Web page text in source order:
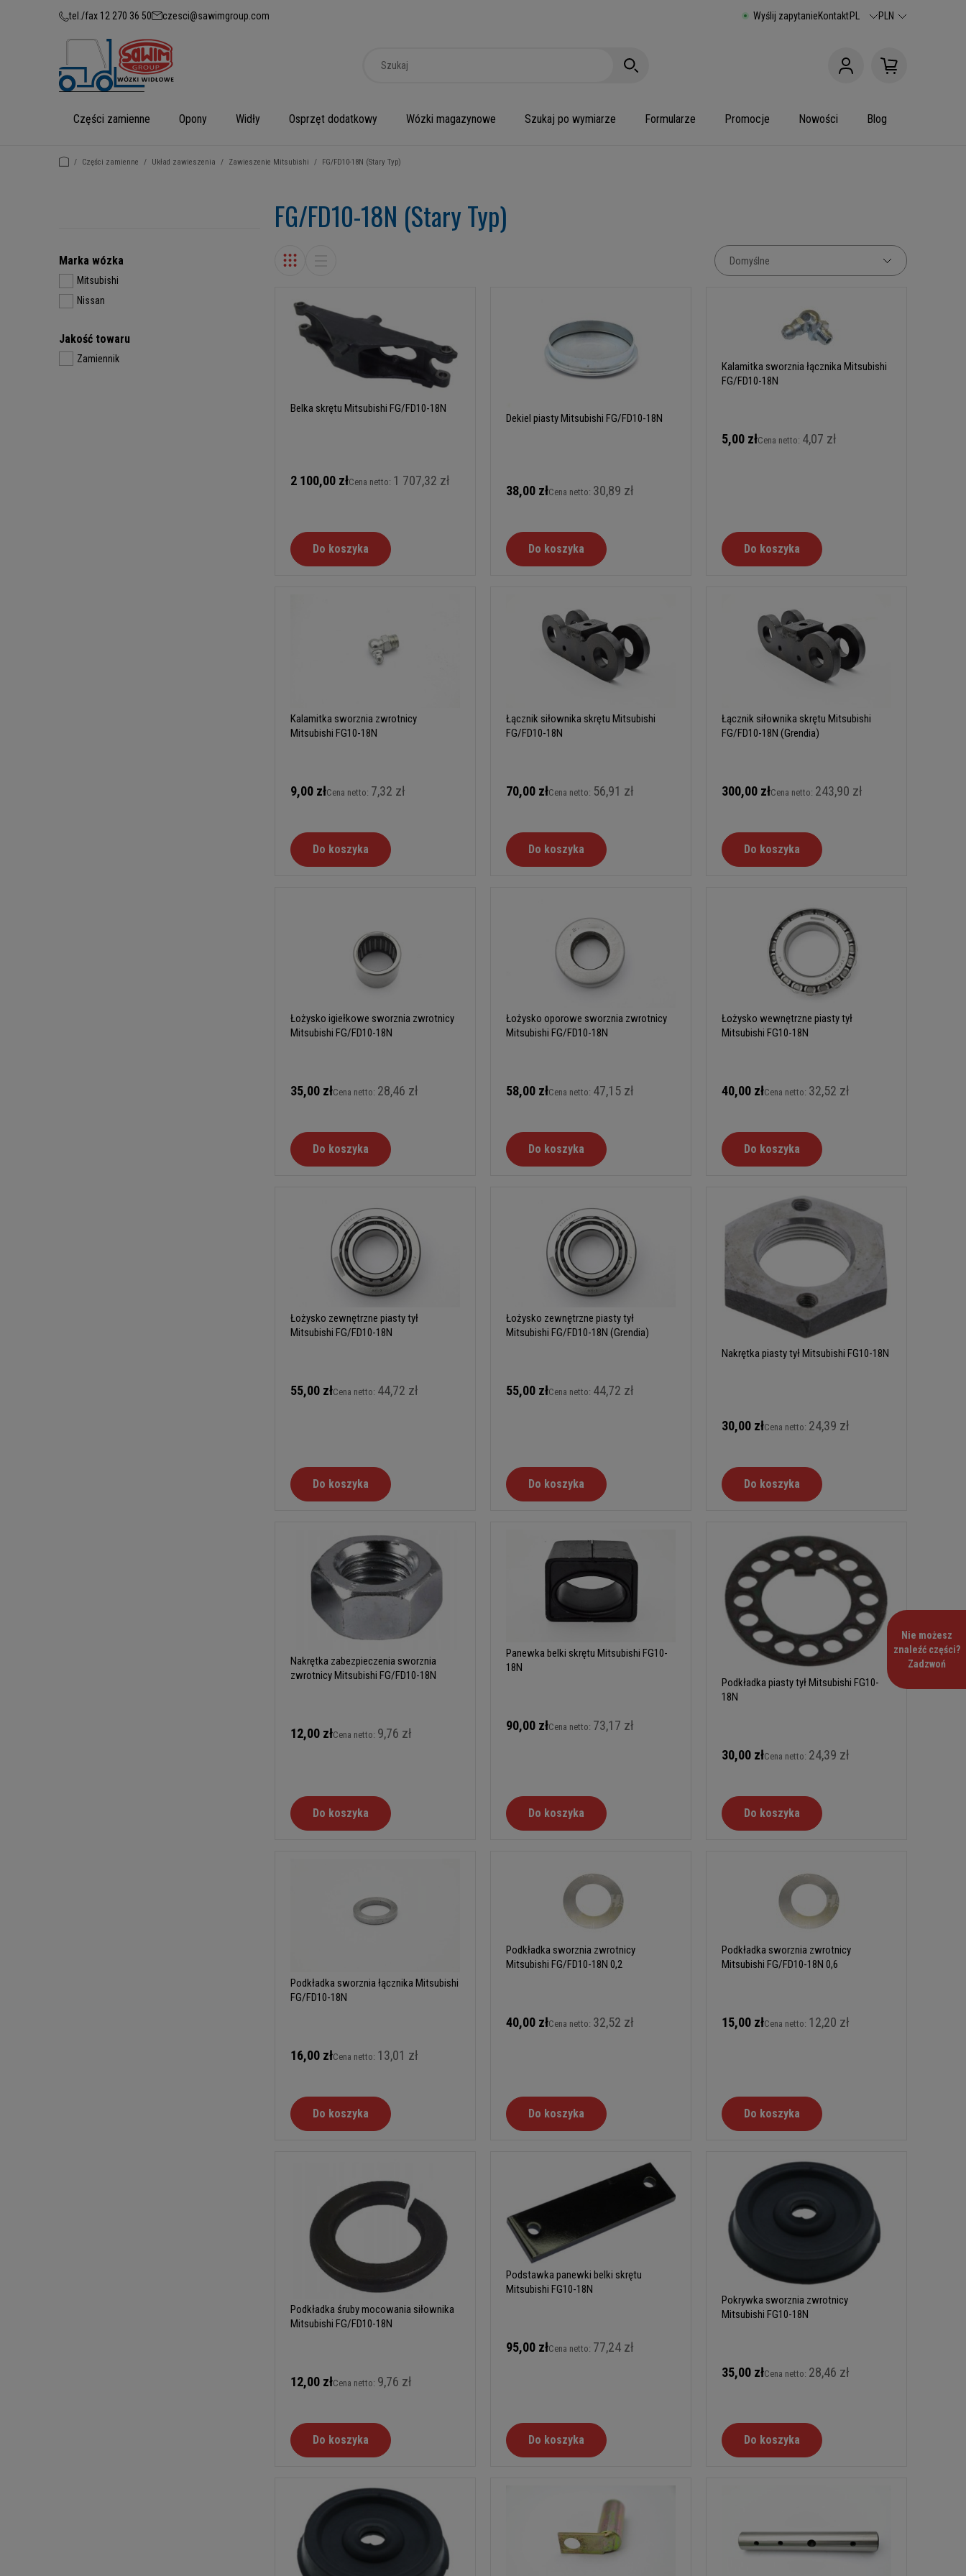
tel./fax 12 270 36 50 czesci@sawimgroup.com Wyślij zapytanieKontaktPL PLN
Części zamienne Opony Widły Osprzęt dodatkowy Wózki magazynowe Szukaj po wymiarze Formularze Promocje Nowości Blog
/ Części zamienne / Układ zawieszenia / Zawieszenie Mitsubishi / FG/FD10-18N (Stary Typ)
Marka wózka
Mitsubishi
Nissan
Jakość towaru
Zamiennik
FG/FD10-18N (Stary Typ)
Belka skrętu Mitsubishi FG/FD10-18N
2 100,00 złCena netto: 1 707,32 zł
Do koszyka
Dekiel piasty Mitsubishi FG/FD10-18N
38,00 złCena netto: 30,89 zł
Do koszyka
Kalamitka sworznia łącznika Mitsubishi
FG/FD10-18N
5,00 złCena netto: 4,07 zł
Do koszyka
Kalamitka sworznia zwrotnicy
Mitsubishi FG10-18N
9,00 złCena netto: 7,32 zł
Do koszyka
Łącznik siłownika skrętu Mitsubishi
FG/FD10-18N
70,00 złCena netto: 56,91 zł
Do koszyka
Łącznik siłownika skrętu Mitsubishi
FG/FD10-18N (Grendia)
300,00 złCena netto: 243,90 zł
Do koszyka
Łożysko igiełkowe sworznia zwrotnicy
Mitsubishi FG/FD10-18N
35,00 złCena netto: 28,46 zł
Do koszyka
Łożysko oporowe sworznia zwrotnicy
Mitsubishi FG/FD10-18N
58,00 złCena netto: 47,15 zł
Do koszyka
Łożysko wewnętrzne piasty tył
Mitsubishi FG10-18N
40,00 złCena netto: 32,52 zł
Do koszyka
Łożysko zewnętrzne piasty tył
Mitsubishi FG/FD10-18N
55,00 złCena netto: 44,72 zł
Do koszyka
Łożysko zewnętrzne piasty tył
Mitsubishi FG/FD10-18N (Grendia)
55,00 złCena netto: 44,72 zł
Do koszyka
Nakrętka piasty tył Mitsubishi FG10-18N
30,00 złCena netto: 24,39 zł
Do koszyka
Nakrętka zabezpieczenia sworznia
zwrotnicy Mitsubishi FG/FD10-18N
12,00 złCena netto: 9,76 zł
Do koszyka
Panewka belki skrętu Mitsubishi FG10-
18N
90,00 złCena netto: 73,17 zł
Do koszyka
Podkładka piasty tył Mitsubishi FG10-
18N
30,00 złCena netto: 24,39 zł
Do koszyka
Podkładka sworznia łącznika Mitsubishi
FG/FD10-18N
16,00 złCena netto: 13,01 zł
Do koszyka
Podkładka sworznia zwrotnicy
Mitsubishi FG/FD10-18N 0,2
40,00 złCena netto: 32,52 zł
Do koszyka
Podkładka sworznia zwrotnicy
Mitsubishi FG/FD10-18N 0,6
15,00 złCena netto: 12,20 zł
Do koszyka
Podkładka śruby mocowania siłownika
Mitsubishi FG/FD10-18N
12,00 złCena netto: 9,76 zł
Do koszyka
Podstawka panewki belki skrętu
Mitsubishi FG10-18N
95,00 złCena netto: 77,24 zł
Do koszyka
Pokrywka sworznia zwrotnicy
Mitsubishi FG10-18N
35,00 złCena netto: 28,46 zł
Do koszyka
Nie możesz
znaleźć części?
Zadzwoń